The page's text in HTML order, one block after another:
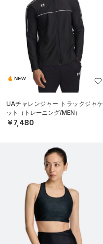
NEW
UAチャレンジャー トラックジャケ
ット（トレーニング/MEN）
￥7,480